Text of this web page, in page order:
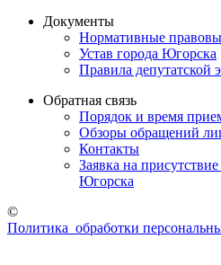
Документы
Нормативные
Устав города Югорска
Правила депутатской
Обратная связь
Порядок и время
Обзоры обращений
Контакты
Заявка на
Югорска
©
Политика обработки